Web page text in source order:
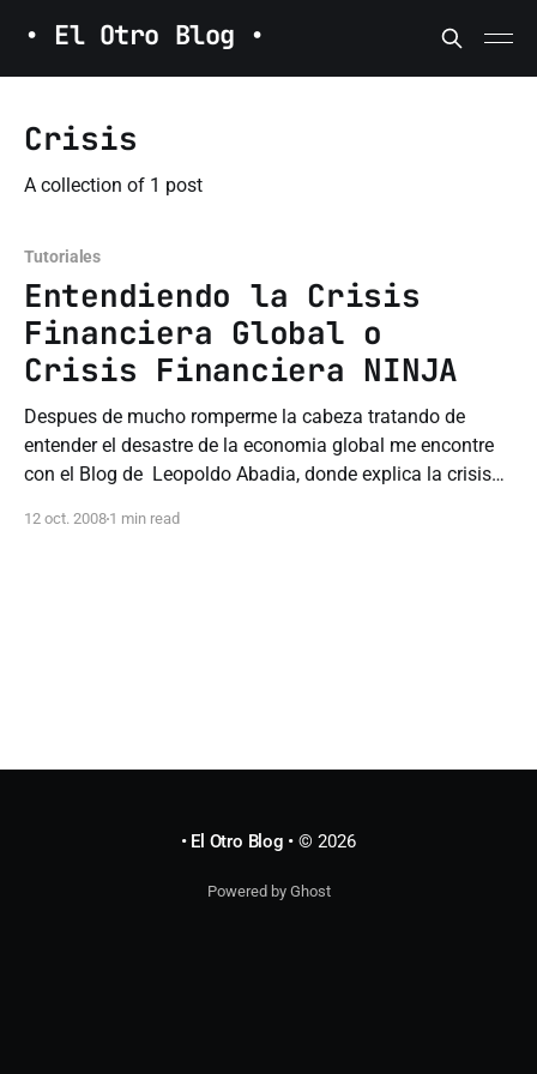
• El Otro Blog •
Crisis
A collection of 1 post
Tutoriales
Entendiendo la Crisis
Financiera Global o
Crisis Financiera NINJA
Despues de mucho romperme la cabeza tratando de
entender el desastre de la economia global me encontre
con el Blog de Leopoldo Abadia, donde explica la crisis
porque todo se fue a la mierda por los prestamos a los
12 oct. 2008 1 min read
• El Otro Blog • © 2026
Powered by Ghost